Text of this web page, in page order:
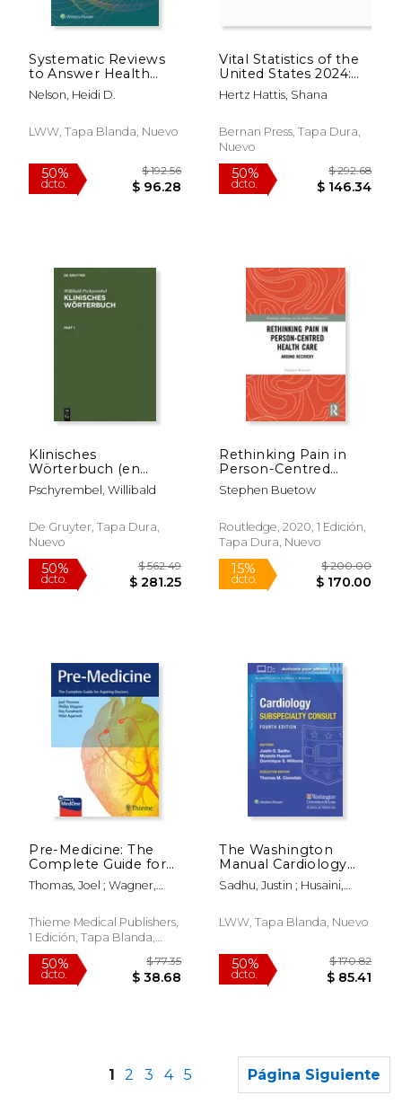
6%
dcto.
$ 156.32
Systematic Reviews
to Answer Health
Care Questions (en
Inglés)
Nelson, Heidi D.
LWW, Tapa Blanda, Nuevo
Vital Statistics of the
United States 2024:
Births, Life
Expectancy, Death,
Data (en Inglés)
Hertz Hattis, Shana
Bernan Press, Tapa Dura,
Nuevo
Klinisches
Wörterbuch (en
Alemán)
Pschyrembel, Willibald
De Gruyter, Tapa Dura,
Nuevo
Rethinking Pain in
Person-Centred
Health Care: Around
Recovery (Routledge
Medical Humanities)
(en Inglés)
Stephen Buetow
Routledge, 2020, 1 Edición,
Tapa Dura, Nuevo
Pre-Medicine: The
Complete Guide for
Aspiring Doctors (en
Inglés)
Thomas, Joel ; Wagner,
Thieme Medical Publishers,
1 Edición, Tapa Blanda,
Nuevo
The Washington
Manual Cardiology
Subspecialty Consult
(en Inglés)
Sadhu, Justin ; Husaini,
Dominique
LWW, Tapa Blanda, Nuevo
1 2 3 4 5 Página Siguiente